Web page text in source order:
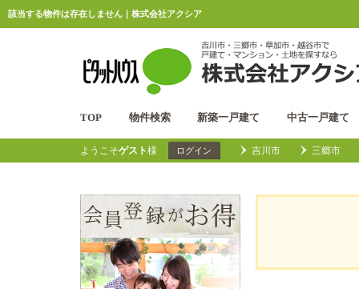
該当する物件は存在しません｜株式会社アクシア
TOP 物件検索 新築一戸建て 中古一戸建て
ようこそゲスト様 ログイン 吉川市 三郷市